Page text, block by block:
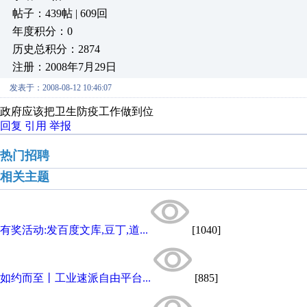
帖子：439帖 | 609回
年度积分：0
历史总积分：2874
注册：2008年7月29日
发表于：2008-08-12 10:46:07
政府应该把卫生防疫工作做到位
回复 引用 举报
热门招聘
相关主题
有奖活动:发百度文库,豆丁,道... [1040]
如约而至丨工业速派自由平台... [885]